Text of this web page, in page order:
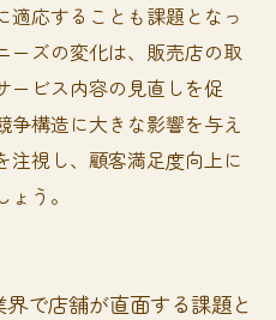
適応することも課題となっ
ーズの変化は、販売店の取
ービス内容の見直しを促
争構造に大きな影響を与え
注視し、顧客満足度向上に
う。
で店舗が直面する課題と